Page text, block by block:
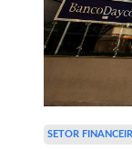
SETOR